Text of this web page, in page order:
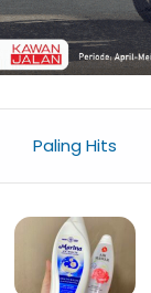
Paling Hits